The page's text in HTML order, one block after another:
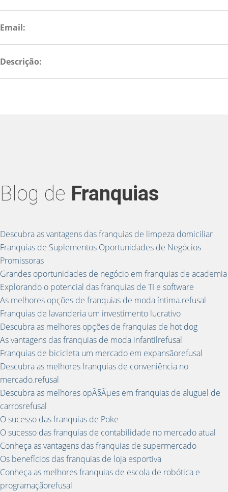
Email:
Descrição:
Blog de Franquias
Descubra as vantagens das franquias de limpeza domiciliar
Franquias de Suplementos Oportunidades de Negócios
Promissoras
Grandes oportunidades de negócio em franquias de academia
Explorando o potencial das franquias de TI e software
As melhores opções de franquias de moda íntima.refusal
Franquias de lavanderia um investimento lucrativo
Descubra as melhores opções de franquias de hot dog
As vantagens das franquias de moda infantilrefusal
Franquias de bicicleta um mercado em expansãorefusal
Descubra as melhores franquias de conveniência no
mercado.refusal
Descubra as melhores opÃ§Ãµes em franquias de aluguel de
carrosrefusal
O sucesso das franquias de Poke
O sucesso das franquias de contabilidade no mercado atual
Conheça as vantagens das franquias de supermercado
Os benefícios das franquias de loja esportiva
Conheça as melhores franquias de escola de robótica e
programaçãorefusal